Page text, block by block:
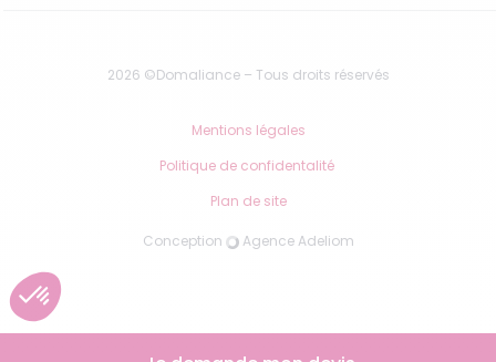
2026 ©Domaliance – Tous droits réservés
Mentions légales
Politique de confidentalité
Plan de site
Conception Agence Adeliom